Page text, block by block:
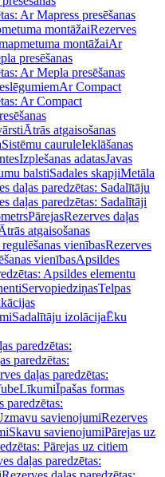
Ar Mapress presēšanas
montāžaiRezerves
montāžaiAr
presēšanas
Ar Mepla presēšanas
Ar Compact
Ar Compact
Ātrās atgaisošanas
Sistēmu cauruleIeklāšanas
Izplešanas adatasJavas
balstiSadales skapjiMetāla
daļas paredzētas: Sadalītāju
daļas paredzētas: Sadalītāji
PārejasRezerves daļas
atgaisošanas
vienībasRezerves
vienībasApsildes
Apsildes elementu
ServopiedziņasTelpas
Sadalītāju izolācijaĒku
paredzētas:
paredzētas:
daļas paredzētas:
LīkumiĪpašas formas
paredzētas:
savienojumiRezerves
Skavu savienojumiPārejas uz
Pārejas uz citiem
daļas paredzētas: